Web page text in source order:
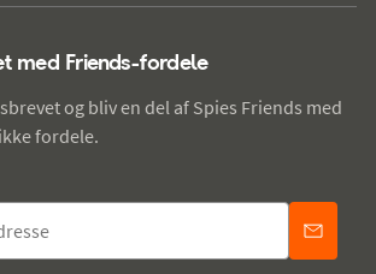
med Friends-fordele
og bliv en del af Spies Friends med
fordele.